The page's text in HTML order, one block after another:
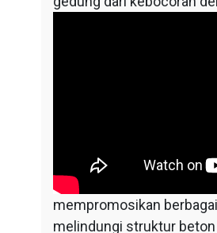
mempromosikan
melindungi struktur